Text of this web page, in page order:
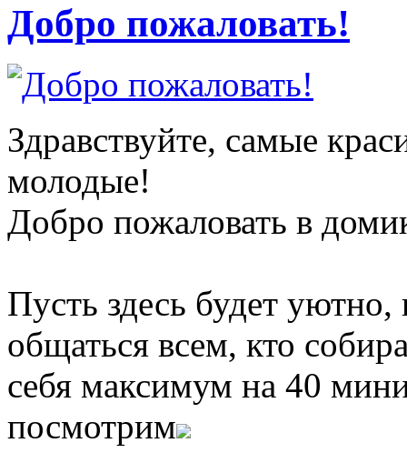
Добро пожаловать!
Здравствуйте, самые
молодые!
Добро пожаловать в
Пусть здесь будет
общаться всем, кто
себя максимум на 40
посмотрим